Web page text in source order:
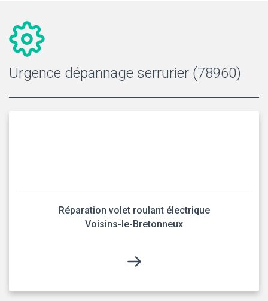
Urgence dépannage serrurier (78960)
Réparation volet roulant électrique
Voisins-le-Bretonneux